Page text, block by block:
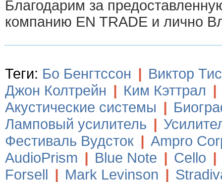
Благодарим за
компанию EN TRADE и лично
Теги: Бо Бенгтссон | Виктор
Джон Колтрейн | Ким Кэттрал |
Акустические системы |
Ламповый усилитель |
Фестиваль Вудсток | Ampro
AudioPrism | Blue Note | Cello |
Forsell | Mark Levinson |